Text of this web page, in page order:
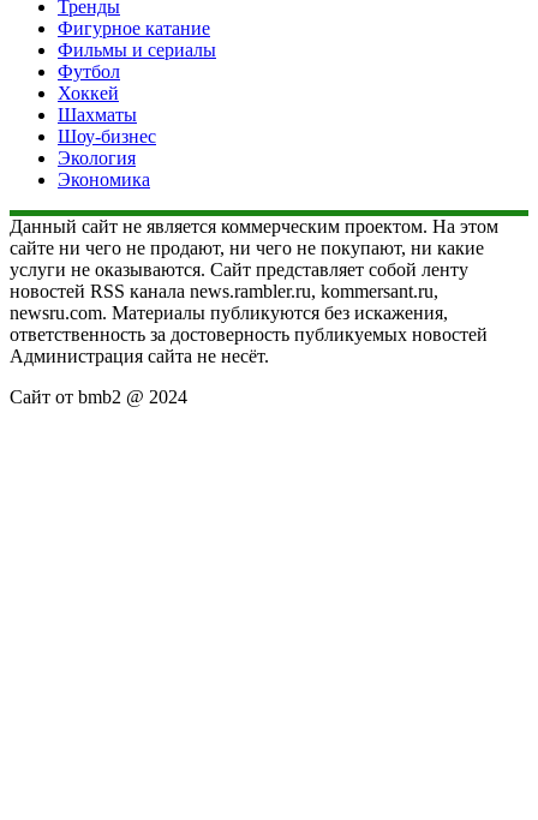
Тренды
Фигурное катание
Фильмы и сериалы
Футбол
Хоккей
Шахматы
Шоу-бизнес
Экология
Экономика
Данный сайт не является коммерческим проектом. На этом
сайте ни чего не продают, ни чего не покупают, ни какие
услуги не оказываются. Сайт представляет собой ленту
новостей RSS канала news.rambler.ru, kommersant.ru,
newsru.com. Материалы публикуются без искажения,
ответственность за достоверность публикуемых новостей
Администрация сайта не несёт.
Сайт от bmb2 @ 2024